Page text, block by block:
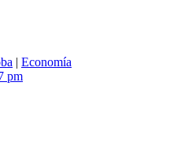
| Economía
pm